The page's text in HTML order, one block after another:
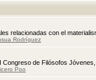
relacionadas con el
Rodríguez
Congreso de Filósofos Jóvenes,
Poo